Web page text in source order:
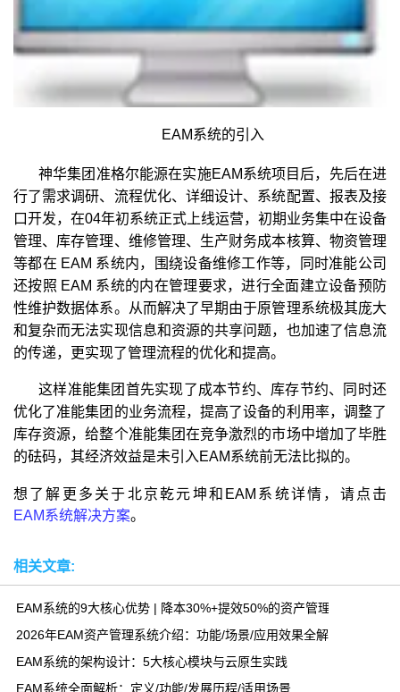
EAM系统的引入
神华集团准格尔能源在实施EAM系统项目后，先后在进
行了需求调研、流程优化、详细设计、系统配置、报表及接
口开发，在04年初系统正式上线运营，初期业务集中在设备
管理、库存管理、维修管理、生产财务成本核算、物资管理
等都在 EAM 系统内，围绕设备维修工作等，同时准能公司
还按照 EAM 系统的内在管理要求，进行全面建立设备预防
性维护数据体系。从而解决了早期由于原管理系统极其庞大
和复杂而无法实现信息和资源的共享问题，也加速了信息流
的传递，更实现了管理流程的优化和提高。
这样准能集团首先实现了成本节约、库存节约、同时还
优化了准能集团的业务流程，提高了设备的利用率，调整了
库存资源，给整个准能集团在竞争激烈的市场中增加了毕胜
的砝码，其经济效益是未引入EAM系统前无法比拟的。
想了解更多关于北京乾元坤和EAM系统详情，请点击
EAM系统解决方案。
相关文章:
EAM系统的9大核心优势 | 降本30%+提效50%的资产管理方案
2026年EAM资产管理系统介绍：功能/场景/应用效果全解析
EAM系统的架构设计：5大核心模块与云原生实践
EAM系统全面解析：定义/功能/发展历程/适用场景